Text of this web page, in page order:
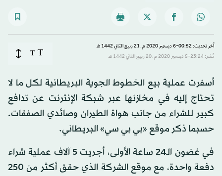
آخر تحديث: 00:52-6 ديسمبر 2020 م ـ 21 ربيع الثاني 1442 هـ
نُشر: 23:24-5 ديسمبر 2020 م ـ 20 ربيع الثاني 1442 هـ
T
T
أسفرت عملية بيع الخطوط الجوية البريطانية لكل ما لا
تحتاج إليه في مخازنها عبر شبكة الإنترنت عن تدافع
كبير للشراء من جانب هواة الطيران وصائدي الصفقات.
حسبما ذكر موقع «بي بي سي» البريطاني.
في غضون الـ24 ساعة الأولى، أجريت 5 آلاف عملية شراء
دفعة واحدة، مع موقع الشركة الذي حقق أكثر من 250